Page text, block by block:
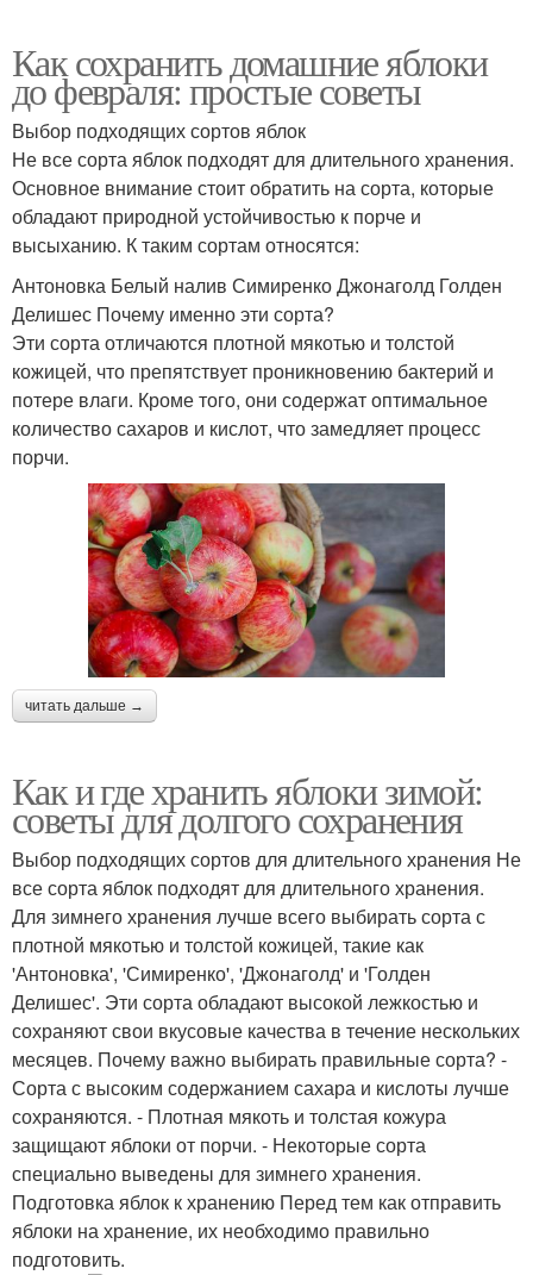
Как сохранить домашние яблоки
до февраля: простые советы
Выбор подходящих сортов яблок
Не все сорта яблок подходят для длительного хранения.
Основное внимание стоит обратить на сорта, которые
обладают природной устойчивостью к порче и
высыханию. К таким сортам относятся:
Антоновка Белый налив Симиренко Джонаголд Голден
Делишес Почему именно эти сорта?
Эти сорта отличаются плотной мякотью и толстой
кожицей, что препятствует проникновению бактерий и
потере влаги. Кроме того, они содержат оптимальное
количество сахаров и кислот, что замедляет процесс
порчи.
читать дальше →
Как и где хранить яблоки зимой:
советы для долгого сохранения
Выбор подходящих сортов для длительного хранения Не
все сорта яблок подходят для длительного хранения.
Для зимнего хранения лучше всего выбирать сорта с
плотной мякотью и толстой кожицей, такие как
'Антоновка', 'Симиренко', 'Джонаголд' и 'Голден
Делишес'. Эти сорта обладают высокой лежкостью и
сохраняют свои вкусовые качества в течение нескольких
месяцев. Почему важно выбирать правильные сорта? -
Сорта с высоким содержанием сахара и кислоты лучше
сохраняются. - Плотная мякоть и толстая кожура
защищают яблоки от порчи. - Некоторые сорта
специально выведены для зимнего хранения.
Подготовка яблок к хранению Перед тем как отправить
яблоки на хранение, их необходимо правильно
подготовить.